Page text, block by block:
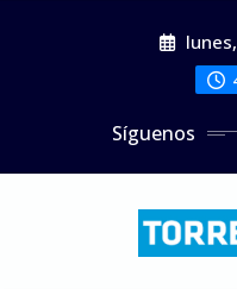
Síguenos